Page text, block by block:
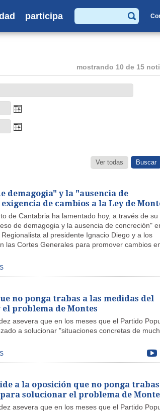
participa
Buscar
mostrando 10 de 15
Ver todas
demagogia" y la "ausencia de
de cambios a la Ley de
de Cantabria ha lamentado hoy, a través de su
de demagogia y la ausencia de concreción"
al presidente Ignacio Diego y a los
las Cortes Generales para promover cambios
no ponga trabas a las medidas del
problema de Montes
asevera que en los meses que el Partido
a solucionar "situaciones concretas de
a la oposición que no ponga
solucionar el problema de
asevera que en los meses que el Partido